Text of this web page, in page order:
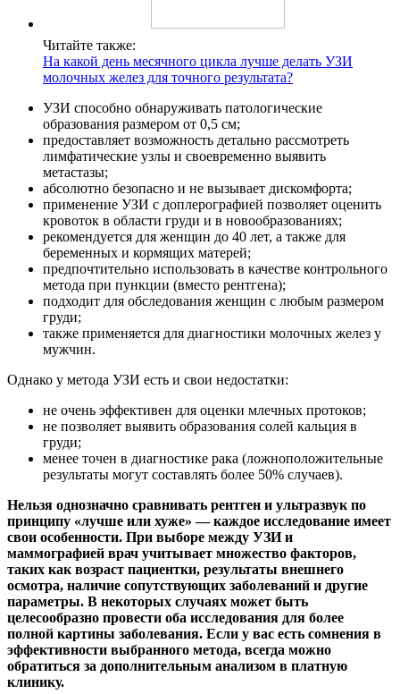
Читайте также:
На какой день месячного цикла лучше делать УЗИ
молочных желез для точного результата?
УЗИ способно обнаруживать патологические
образования размером от 0,5 см;
предоставляет возможность детально рассмотреть
лимфатические узлы и своевременно выявить
метастазы;
абсолютно безопасно и не вызывает дискомфорта;
применение УЗИ с доплерографией позволяет оценить
кровоток в области груди и в новообразованиях;
рекомендуется для женщин до 40 лет, а также для
беременных и кормящих матерей;
предпочтительно использовать в качестве контрольного
метода при пункции (вместо рентгена);
подходит для обследования женщин с любым размером
груди;
также применяется для диагностики молочных желез у
мужчин.
Однако у метода УЗИ есть и свои недостатки:
не очень эффективен для оценки млечных протоков;
не позволяет выявить образования солей кальция в
груди;
менее точен в диагностике рака (ложноположительные
результаты могут составлять более 50% случаев).
Нельзя однозначно сравнивать рентген и ультразвук по
принципу «лучше или хуже» — каждое исследование имеет
свои особенности. При выборе между УЗИ и
маммографией врач учитывает множество факторов,
таких как возраст пациентки, результаты внешнего
осмотра, наличие сопутствующих заболеваний и другие
параметры. В некоторых случаях может быть
целесообразно провести оба исследования для более
полной картины заболевания. Если у вас есть сомнения в
эффективности выбранного метода, всегда можно
обратиться за дополнительным анализом в платную
клинику.